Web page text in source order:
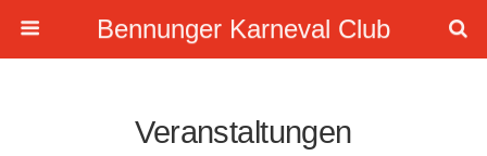
Bennunger Karneval Club
Veranstaltungen